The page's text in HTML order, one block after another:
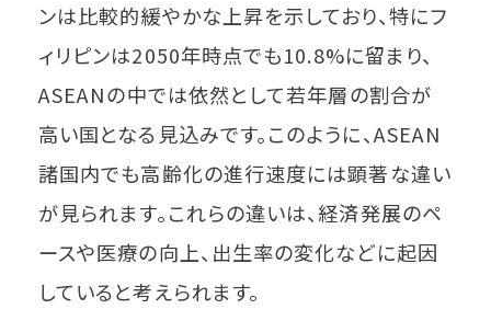
ンは比較的緩やかな上昇を示しており、特にフ
ィリピンは2050年時点でも10.8%に留まり、
ASEANの中では依然として若年層の割合が
高い国となる見込みです。このように、ASEAN
諸国内でも高齢化の進行速度には顕著な違い
が見られます。これらの違いは、経済発展のペ
ースや医療の向上、出生率の変化などに起因
していると考えられます。